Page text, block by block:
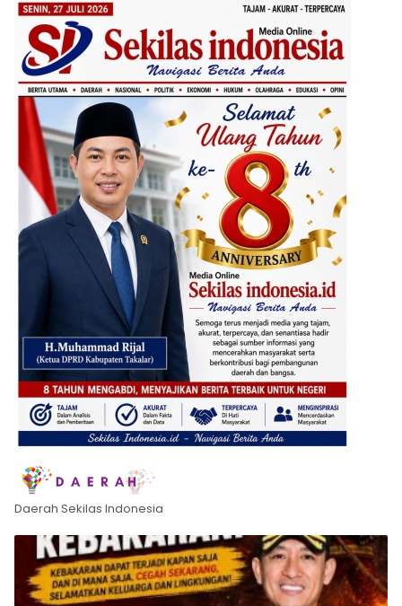
Daerah Sekilas Indonesia